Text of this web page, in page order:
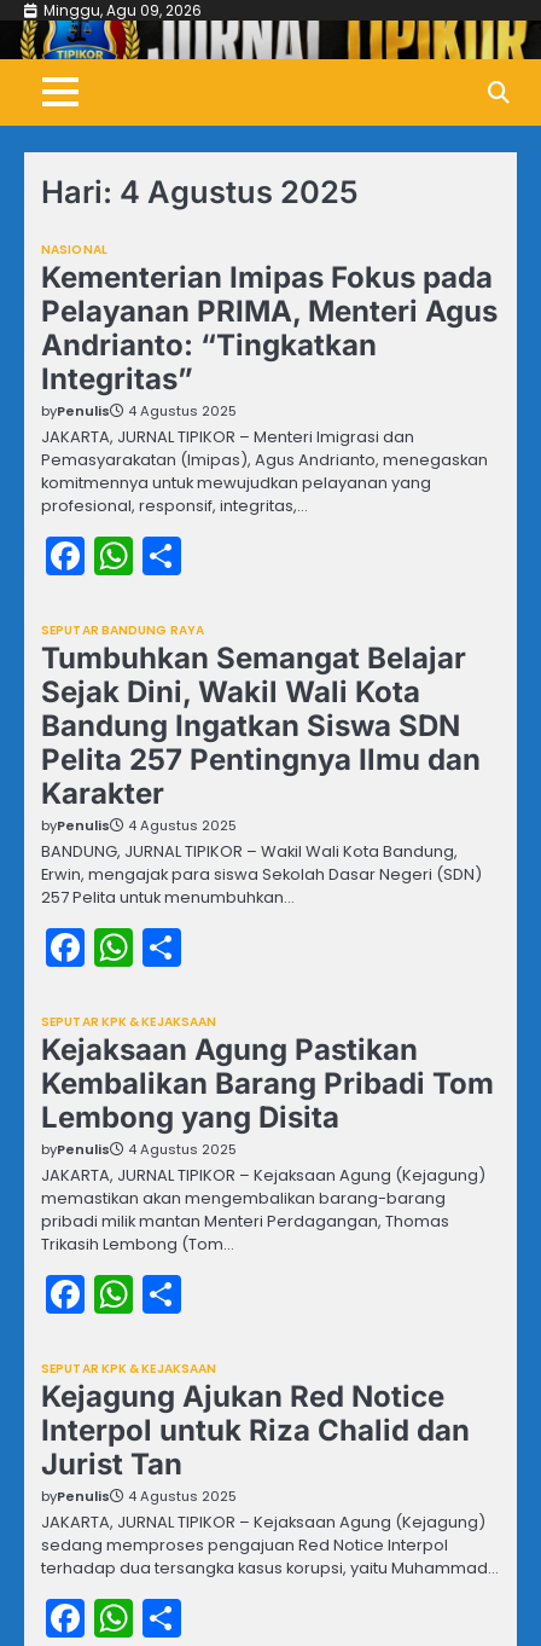
Skip
content
Minggu, Agu 09, 2026
Hari: 4 Agustus 2025
NASIONAL
Kementerian Imipas Fokus pada
Pelayanan PRIMA, Menteri Agus
Andrianto: “Tingkatkan
Integritas”
byPenulis 4 Agustus 2025
JAKARTA, JURNAL TIPIKOR – Menteri Imigrasi dan
Pemasyarakatan (Imipas), Agus Andrianto, menegaskan
komitmennya untuk mewujudkan pelayanan yang
profesional, responsif, integritas,…
Facebook
WhatsApp
SEPUTAR BANDUNG RAYA
Tumbuhkan Semangat Belajar
Sejak Dini, Wakil Wali Kota
Bandung Ingatkan Siswa SDN
Pelita 257 Pentingnya Ilmu dan
Karakter
byPenulis 4 Agustus 2025
BANDUNG, JURNAL TIPIKOR – Wakil Wali Kota Bandung,
Erwin, mengajak para siswa Sekolah Dasar Negeri (SDN)
257 Pelita untuk menumbuhkan…
Facebook
WhatsApp
SEPUTAR KPK & KEJAKSAAN
Kejaksaan Agung Pastikan
Kembalikan Barang Pribadi Tom
Lembong yang Disita
byPenulis 4 Agustus 2025
JAKARTA, JURNAL TIPIKOR – Kejaksaan Agung (Kejagung)
memastikan akan mengembalikan barang-barang
pribadi milik mantan Menteri Perdagangan, Thomas
Trikasih Lembong (Tom…
Facebook
WhatsApp
SEPUTAR KPK & KEJAKSAAN
Kejagung Ajukan Red Notice
Interpol untuk Riza Chalid dan
Jurist Tan
byPenulis 4 Agustus 2025
JAKARTA, JURNAL TIPIKOR – Kejaksaan Agung (Kejagung)
sedang memproses pengajuan Red Notice Interpol
terhadap dua tersangka kasus korupsi, yaitu Muhammad…
Facebook
WhatsApp